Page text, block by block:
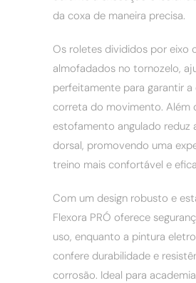
da coxa de maneira precisa.
Os roletes divididos por eixo
almofadados no tornozelo,
perfeitamente para garantir a
correta do movimento. Além
estofamento angulado reduz
dorsal, promovendo uma
treino mais confortável e
Com um design robusto e
Flexora PRÓ oferece
uso, enquanto a pintura
confere durabilidade e
corrosão. Ideal para